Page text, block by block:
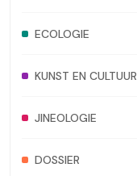
ECOLOGIE
KUNST EN CULTUUR
JINEOLOGIE
DOSSIER